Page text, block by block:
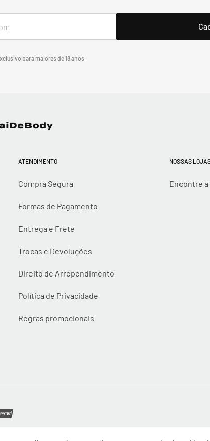
para maiores de 18 anos.
ATENDIMENTO
Compra Segura
Formas de Pagamento
Entrega e Frete
Trocas e Devoluções
Direito de Arrependimento
Política de Privacidade
Regras promocionais
NOSSAS
Encontre